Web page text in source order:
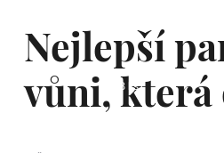
1 - 3 ks
Nejlepší
vůni, která